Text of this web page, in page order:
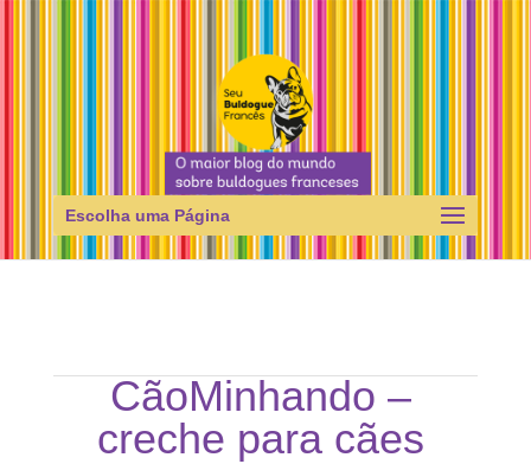
Escolha uma Página
CãoMinhando –
creche para cães